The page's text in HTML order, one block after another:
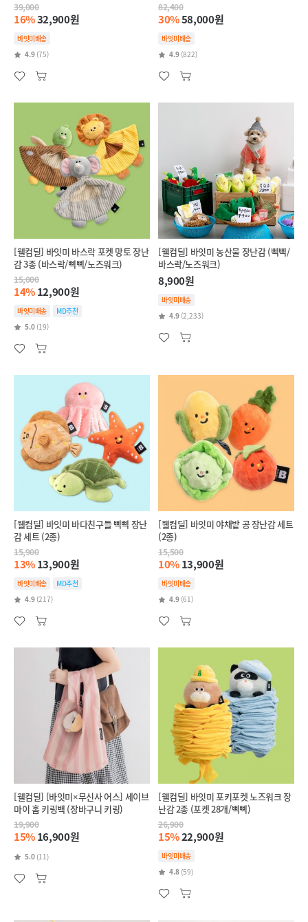
39,000
16%32,900원
바잇미배송
4.9 (75)
82,400
30%58,000원
바잇미배송
4.9 (822)
[웰컴딜] 바잇미 바스락 포켓 망토 장난
감 3종 (바스락/삑삑/노즈워크)
15,000
14%12,900원
바잇미배송
MD추천
5.0 (19)
[웰컴딜] 바잇미 농산물 장난감 (삑삑/
바스락/노즈워크)
8,900원
바잇미배송
4.9 (2,233)
[웰컴딜] 바잇미 바다친구들 삑삑 장난
감 세트 (2종)
15,900
13%13,900원
바잇미배송
MD추천
4.9 (217)
[웰컴딜] 바잇미 야채밭 공 장난감 세트
(2종)
15,500
10%13,900원
바잇미배송
4.9 (61)
[웰컴딜] [바잇미×무신사 어스] 세이브
마이 홈 키링백 (장바구니 키링)
19,900
15%16,900원
5.0 (11)
[웰컴딜] 바잇미 포키포켓 노즈워크 장
난감 2종 (포켓 28개/삑삑)
26,900
15%22,900원
바잇미배송
4.8 (59)